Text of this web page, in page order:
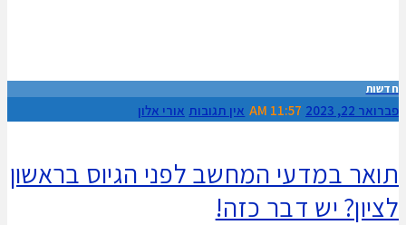
חדשות
פברואר 22, 2023 11:57 AM אין תגובות אורי אלון
תואר במדעי המחשב לפני הגיוס בראשון
לציון? יש דבר כזה!